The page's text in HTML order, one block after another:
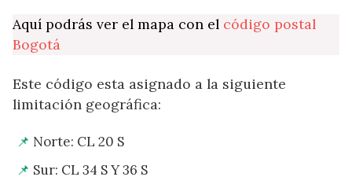
Aquí podrás ver el mapa con el código postal
Bogotá
Este código esta asignado a la siguiente
limitación geográfica:
Norte: CL 20 S
Sur: CL 34 S Y 36 S